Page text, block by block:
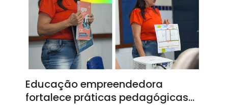
Educação empreendedora
fortalece práticas pedagógicas…